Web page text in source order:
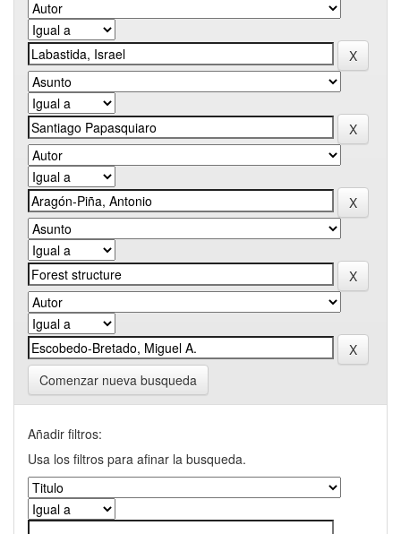
Comenzar nueva busqueda
Añadir filtros:
Usa los filtros para afinar la busqueda.